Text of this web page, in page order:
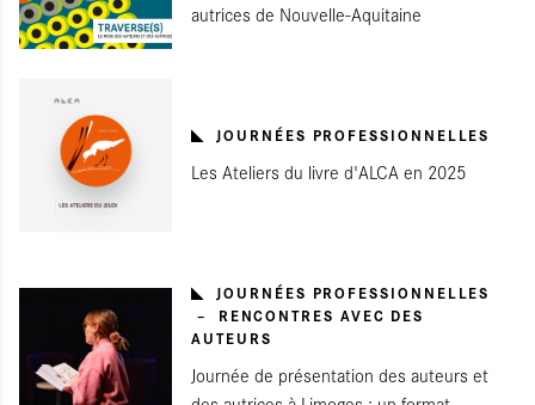
autrices de Nouvelle-Aquitaine
JOURNÉES PROFESSIONNELLES
Les Ateliers du livre d'ALCA en 2025
JOURNÉES PROFESSIONNELLES
RENCONTRES AVEC DES
AUTEURS
Journée de présentation des auteurs et